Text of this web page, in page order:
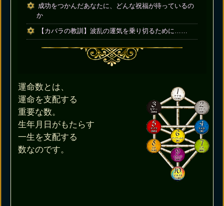
成功をつかんだあなたに、どんな祝福が待っているの
か
【カバラの教訓】波乱の運気を乗り切るために……
運命数とは、
運命を支配する
重要な数。
生年月日がもたらす
一生を支配する
数なのです。